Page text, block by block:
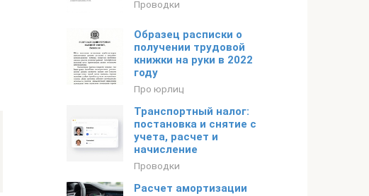
Проводки
Образец расписки о
получении трудовой
книжки на руки в 2022
году
Про юрлиц
Транспортный налог:
постановка и снятие с
учета, расчет и
начисление
Проводки
Расчет амортизации